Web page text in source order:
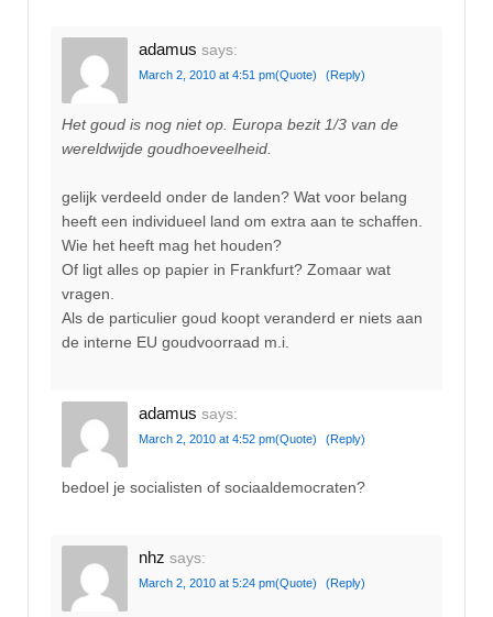
adamus says:
March 2, 2010 at 4:51 pm(Quote) (Reply)
Het goud is nog niet op. Europa bezit 1/3 van de
wereldwijde goudhoeveelheid.
gelijk verdeeld onder de landen? Wat voor belang
heeft een individueel land om extra aan te schaffen.
Wie het heeft mag het houden?
Of ligt alles op papier in Frankfurt? Zomaar wat
vragen.
Als de particulier goud koopt veranderd er niets aan
de interne EU goudvoorraad m.i.
adamus says:
March 2, 2010 at 4:52 pm(Quote) (Reply)
bedoel je socialisten of sociaaldemocraten?
nhz says:
March 2, 2010 at 5:24 pm(Quote) (Reply)